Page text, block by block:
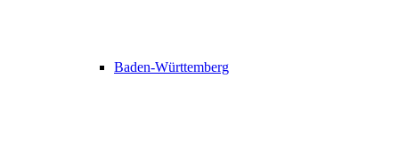
Baden-Württemberg